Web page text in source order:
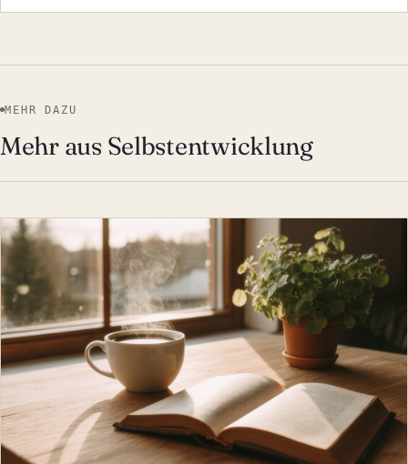
MEHR DAZU
Mehr aus Selbstentwicklung
SELBSTENTWICKLUNG